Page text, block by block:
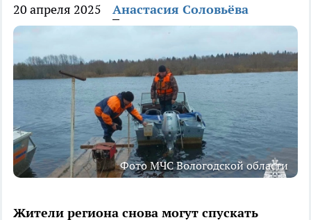
20 апреля 2025 Анастасия Соловьёва
Фото МЧС Вологодской области
Жители региона снова могут спускать